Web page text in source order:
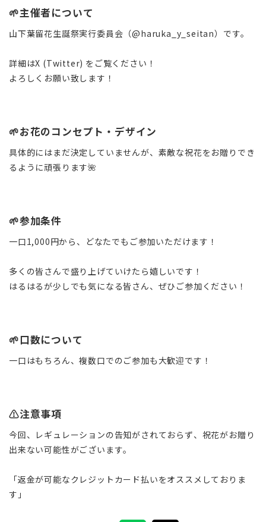
🌱主催者について
山下葉留花生誕祭実行委員会（@haruka_y_seitan）です。
詳細はX (Twitter) をご覧ください！
よろしくお願い致します！
🌱お花のコンセプト・デザイン
具体的にはまだ決定していませんが、素敵な祝花をお贈りでき
るように頑張ります🌺
🌱参加条件
一口1,000円から、どなたでもご参加いただけます！
多くの皆さんで盛り上げていけたら嬉しいです！
はるはるが少しでも気になる皆さん、ぜひご参加ください！
🌱口数について
一口はもちろん、複数口でのご参加も大歓迎です！
⚠️注意事項
今回、レギュレーションの告知がされておらず、祝花がお贈り
出来ない可能性がございます。
「返金が可能なクレジットカード払いをオススメしておりま
す」